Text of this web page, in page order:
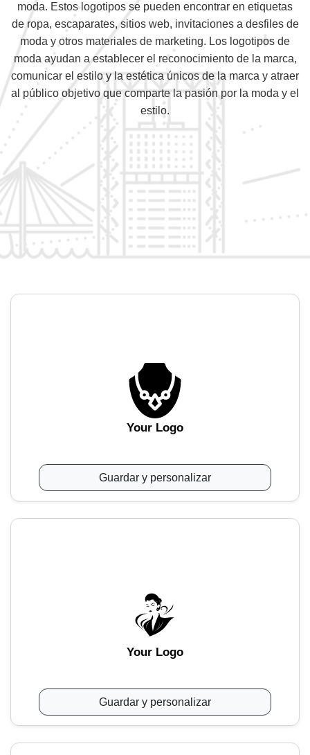
moda. Estos logotipos se pueden encontrar en etiquetas
de ropa, escaparates, sitios web, invitaciones a desfiles de
moda y otros materiales de marketing. Los logotipos de
moda ayudan a establecer el reconocimiento de la marca,
comunicar el estilo y la estética únicos de la marca y atraer
al público objetivo que comparte la pasión por la moda y el
estilo.
Your Logo
Guardar y personalizar
Your Logo
Guardar y personalizar